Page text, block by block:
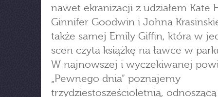
nawet ekranizacji z udziałem Kate
Ginnifer Goodwin i Johna
także samej Emily Giffin, która w
scen czyta książkę na ławce w
W najnowszej i wyczekiwanej
„Pewnego dnia” poznajemy
trzydziestosześcioletnią,